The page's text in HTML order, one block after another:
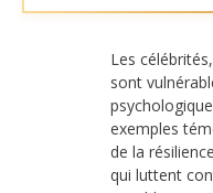
Les
sont
exemples
de la
qui luttent